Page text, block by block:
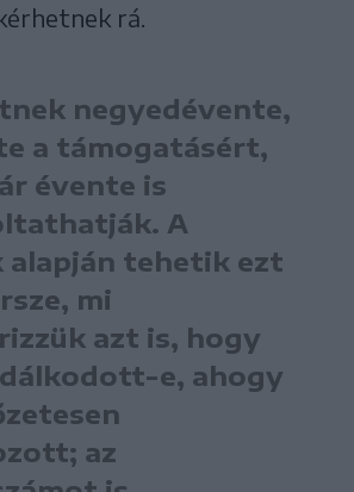
rá.
negyedévente,
a támogatásért,
évente is
A
alapján tehetik ezt
mi
azt is, hogy
e, ahogy
az